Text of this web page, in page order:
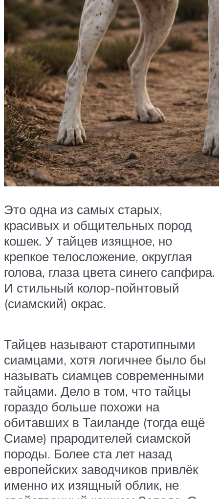
Это одна из самых старых,
красивых и общительных пород
кошек. У тайцев изящное, но
крепкое телосложение, округлая
голова, глаза цвета синего сапфира.
И стильный колор-пойнтовый
(сиамский) окрас.
Тайцев называют старотипными
сиамцами, хотя логичнее было бы
называть сиамцев современными
тайцами. Дело в том, что тайцы
гораздо больше похожи на
обитавших в Таиланде (тогда ещё
Сиаме) прародителей сиамской
породы. Более ста лет назад
европейских заводчиков привлёк
именно их изящный облик, не